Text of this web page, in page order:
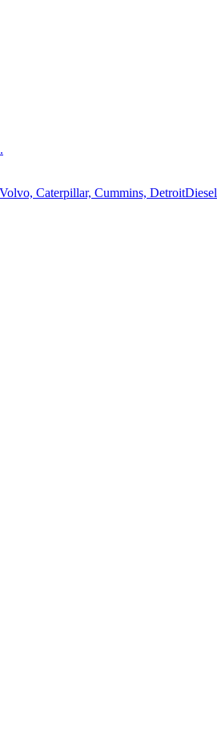
Caterpillar, Cummins, DetroitDiesel